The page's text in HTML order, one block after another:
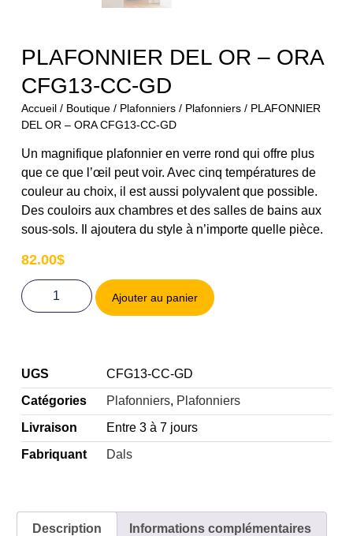
PLAFONNIER DEL OR – ORA
CFG13-CC-GD
Accueil/ Boutique/ Plafonniers/ Plafonniers/ PLAFONNIER
DEL OR – ORA CFG13-CC-GD
Un magnifique plafonnier en verre rond qui offre plus
que ce que l’œil peut voir. Avec cinq températures de
couleur au choix, il est aussi polyvalent que possible.
Des couloirs aux chambres et des salles de bains aux
sous-sols. Il ajoutera du style à n’importe quelle pièce.
82.00$
Ajouter au panier
UGS
CFG13-CC-GD
Catégories
Plafonniers, Plafonniers
Livraison
Entre 3 à 7 jours
Fabriquant
Dals
Description Informations complémentaires